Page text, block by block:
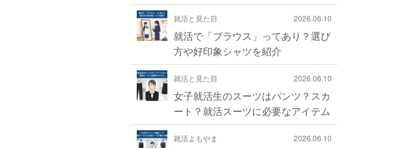
就活と見た目 2026.06.10
就活で「ブラウス」ってあり？選び
方や好印象シャツを紹介
就活と見た目 2026.06.10
女子就活生のスーツはパンツ？スカ
ート？就活スーツに必要なアイテム
就活よもやま 2026.06.10